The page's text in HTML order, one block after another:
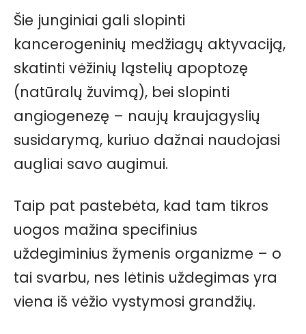
Šie junginiai gali slopinti
kancerogeninių medžiagų aktyvaciją,
skatinti vėžinių ląstelių apoptozę
(natūralų žuvimą), bei slopinti
angiogenezę – naujų kraujagyslių
susidarymą, kuriuo dažnai naudojasi
augliai savo augimui.
Taip pat pastebėta, kad tam tikros
uogos mažina specifinius
uždegiminius žymenis organizme – o
tai svarbu, nes lėtinis uždegimas yra
viena iš vėžio vystymosi grandžių.